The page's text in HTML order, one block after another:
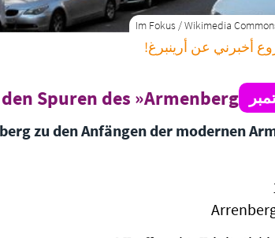
أخبرني عن أرينبرغ!
Spuren des »Armenberg«
zu den Anfängen der modernen